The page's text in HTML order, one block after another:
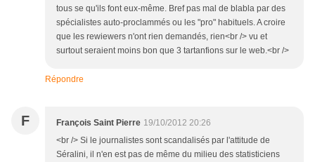
tous se qu'ils font eux-même. Bref pas mal de blabla par des
spécialistes auto-proclammés ou les "pro" habituels. A croire
que les rewiewers n'ont rien demandés, rien<br /> vu et
surtout seraient moins bon que 3 tartanfions sur le web.<br />
Répondre
F François Saint Pierre 19/10/2012 20:26
<br /> Si le journalistes sont scandalisés par l'attitude de
Séralini, il n'en est pas de même du milieu des statisticiens